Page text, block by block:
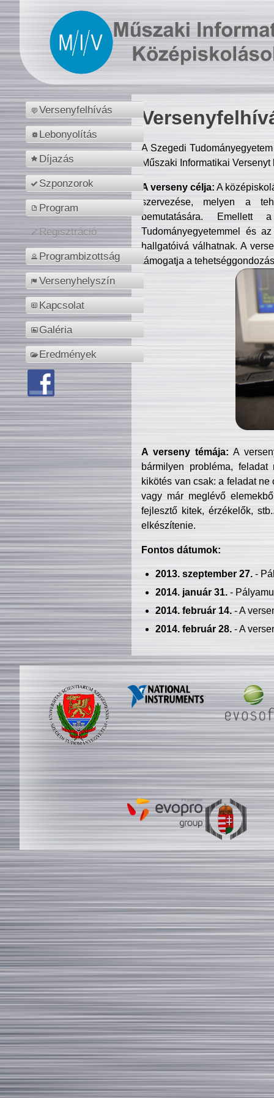
Versenyfelhívás
Lebonyolítás
Díjazás
Szponzorok
Program
Regisztráció
Programbizottság
Versenyhelyszín
Kapcsolat
Galéria
Eredmények
A Szegedi
Műszaki Informatikai
A verseny célja: A
szervezése, melyen a
bemutatására. Emellett
Tudományegyetemmel és
hallgatóivá válhatnak. A
támogatja a
A verseny témája: A
bármilyen probléma, feladat
kikötés van csak: a feladat
vagy már meglévő
fejlesztő kitek, érzékelők,
elkészítenie.
Fontos dátumok:
2013. szeptember 27.-
2014. január 31.-
2014. február 14.- A
2014. február 28.- A